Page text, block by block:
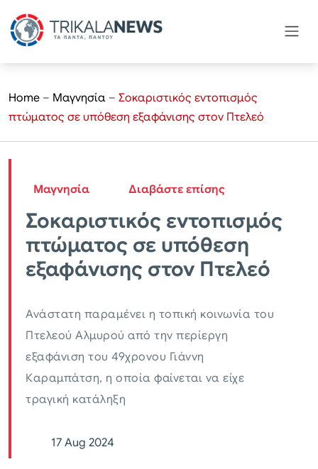
Home – Μαγνησία – Σοκαριστικός εντοπισμός
πτώματος σε υπόθεση εξαφάνισης στον Πτελεό
Μαγνησία Διαβάστε επίσης
Σοκαριστικός εντοπισμός
πτώματος σε υπόθεση
εξαφάνισης στον Πτελεό
Ανάστατη παραμένει η τοπική κοινωνία του
Πτελεού Αλμυρού από την περίεργη
εξαφάνιση του 49χρονου Γιάννη
Καραμπάτση, η οποία φαίνεται να είχε
τραγική κατάληξη
17 Aug 2024